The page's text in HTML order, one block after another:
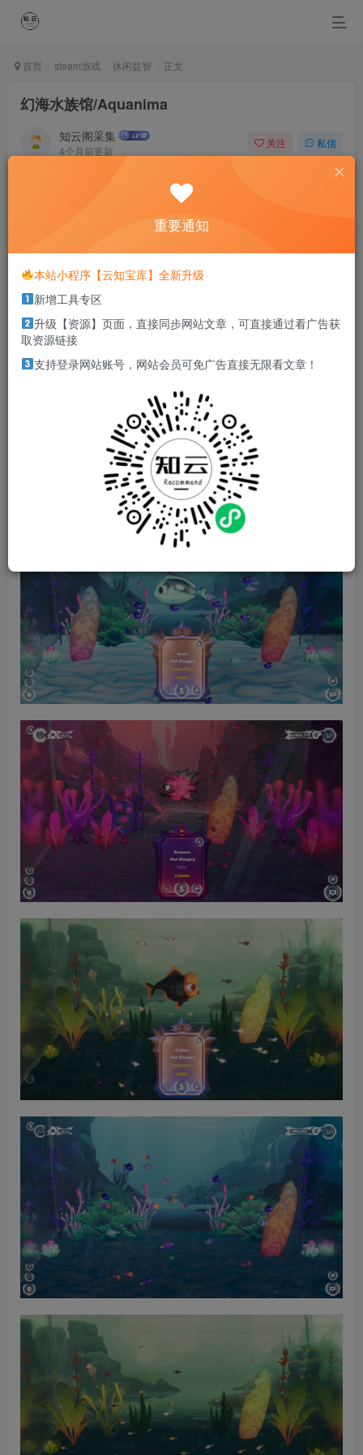
首页 steam游戏 休闲益智 正文
幻海水族馆/Aquanima
知云阁采集
4个月前更新
关注 私信
Life is the flower for which love is the honey.
生命如花，爱情是蜜
本站部分资源打包为压缩包以方便分享，涉及较多
击解压密码
游戏介绍
孵化神秘鱼卵，看小鱼长大后揭示隐藏的稀有度，在一个可
以后台慢慢欣赏的惬意水族箱里收集最稀有的鱼。
重要通知
本站小程序【云知宝库】全新升级
新增工具专区
升级【资源】页面，直接同步网站文章，可直接通过看广告获
取资源链接
支持登录网站账号，网站会员可免广告直接无限看文章！